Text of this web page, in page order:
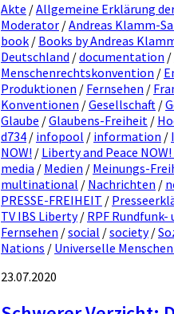
Akte /Allgemeine Erklärung
Moderator /Andreas Klamm-
book / Books by Andreas
Deutschland /documentation /
Menschenrechtskonvention /
Produktionen / Fernsehen /
Konventionen /Gesellschaft /
Glaube /Glaubens-Freiheit /
d734 / infopool / information /
NOW! / Liberty and Peace NOW!
media / Medien / Meinungs-
multinational / Nachrichten /
PRESSE-FREIHEIT /
TV IBS Liberty/ RPF
Fernsehen /social /society/
Nations / Universelle
23.07.2020